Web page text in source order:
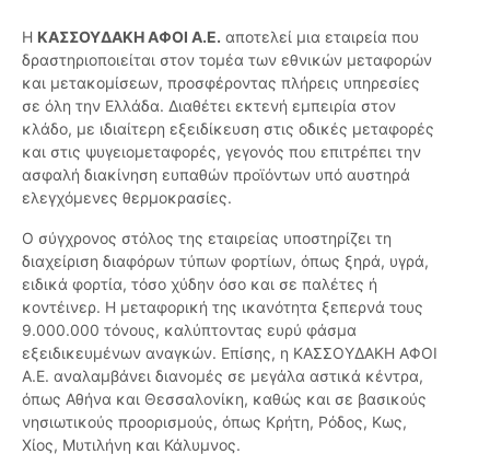
Η ΚΑΣΣΟΥΔΑΚΗ ΑΦΟΙ Α.Ε. αποτελεί μια εταιρεία που
δραστηριοποιείται στον τομέα των εθνικών μεταφορών
και μετακομίσεων, προσφέροντας πλήρεις υπηρεσίες
σε όλη την Ελλάδα. Διαθέτει εκτενή εμπειρία στον
κλάδο, με ιδιαίτερη εξειδίκευση στις οδικές μεταφορές
και στις ψυγειομεταφορές, γεγονός που επιτρέπει την
ασφαλή διακίνηση ευπαθών προϊόντων υπό αυστηρά
ελεγχόμενες θερμοκρασίες.
Ο σύγχρονος στόλος της εταιρείας υποστηρίζει τη
διαχείριση διαφόρων τύπων φορτίων, όπως ξηρά, υγρά,
ειδικά φορτία, τόσο χύδην όσο και σε παλέτες ή
κοντέινερ. Η μεταφορική της ικανότητα ξεπερνά τους
9.000.000 τόνους, καλύπτοντας ευρύ φάσμα
εξειδικευμένων αναγκών. Επίσης, η ΚΑΣΣΟΥΔΑΚΗ ΑΦΟΙ
Α.Ε. αναλαμβάνει διανομές σε μεγάλα αστικά κέντρα,
όπως Αθήνα και Θεσσαλονίκη, καθώς και σε βασικούς
νησιωτικούς προορισμούς, όπως Κρήτη, Ρόδος, Κως,
Χίος, Μυτιλήνη και Κάλυμνος.